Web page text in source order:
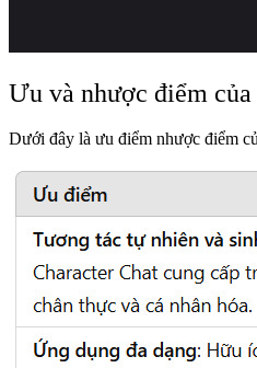
Ưu và nhược điểm
Dưới đây là ưu điểm nhược điểm